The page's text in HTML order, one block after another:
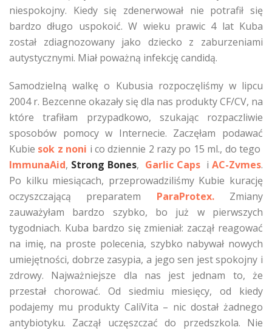
niespokojny. Kiedy się zdenerwował nie potrafił się
bardzo długo uspokoić. W wieku prawic 4 lat Kuba
został zdiagnozowany jako dziecko z zaburzeniami
autystycznymi. Miał poważną infekcję candidą.
Samodzielną walkę o Kubusia rozpoczęliśmy w lipcu
2004 r. Bezcenne okazały się dla nas produkty CF/CV, na
które trafiłam przypadkowo, szukając rozpaczliwie
sposobów pomocy w Internecie. Zaczęłam podawać
Kubie sok z noni i co dziennie 2 razy po 15 ml., do tego
ImmunaAid, Strong Bones, Garlic Caps i AC-Zvmes.
Po kilku miesiącach, przeprowadziliśmy Kubie kurację
oczyszczającą preparatem ParaProtex.Zmiany
zauważyłam bardzo szybko, bo już w pierwszych
tygodniach. Kuba bardzo się zmieniał: zaczął reagować
na imię, na proste polecenia, szybko nabywał nowych
umiejętności, dobrze zasypia, a jego sen jest spokojny i
zdrowy. Najważniejsze dla nas jest jednam to, że
przestał chorować. Od siedmiu miesięcy, od kiedy
podajemy mu produkty CaliVita – nic dostał żadnego
antybiotyku. Zaczął uczęszczać do przedszkola. Nie